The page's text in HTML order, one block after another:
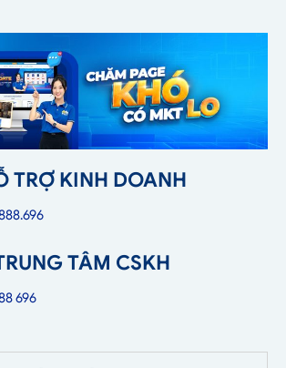
TRỢ KINH DOANH
TÂM CSKH
696